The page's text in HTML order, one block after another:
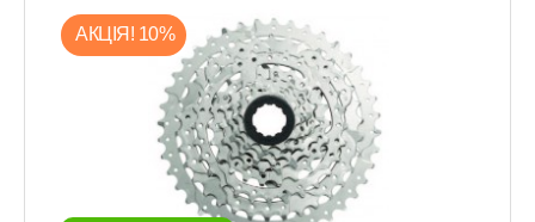
АКЦIЯ! 10%